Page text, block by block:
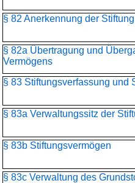
§ 82 Anerkennung der Stiftung
§ 82a Übertragung und
Vermögens
§ 83 Stiftungsverfassung und
§ 83a Verwaltungssitz der
§ 83b Stiftungsvermögen
§ 83c Verwaltung des